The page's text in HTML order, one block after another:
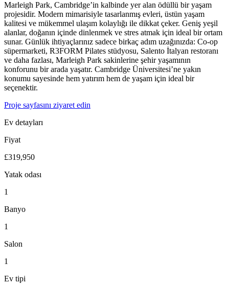
Marleigh Park, Cambridge’in kalbinde yer alan ödüllü bir yaşam
projesidir. Modern mimarisiyle tasarlanmış evleri, üstün yaşam
kalitesi ve mükemmel ulaşım kolaylığı ile dikkat çeker. Geniş yeşil
alanlar, doğanın içinde dinlenmek ve stres atmak için ideal bir ortam
sunar. Günlük ihtiyaçlarınız sadece birkaç adım uzağınızda: Co-op
süpermarketi, R3FORM Pilates stüdyosu, Salento İtalyan restoranı
ve daha fazlası, Marleigh Park sakinlerine şehir yaşamının
konforunu bir arada yaşatır. Cambridge Üniversitesi’ne yakın
konumu sayesinde hem yatırım hem de yaşam için ideal bir
seçenektir.
Proje sayfasını ziyaret edin
Ev detayları
Fiyat
£319,950
Yatak odası
1
Banyo
1
Salon
1
Ev tipi